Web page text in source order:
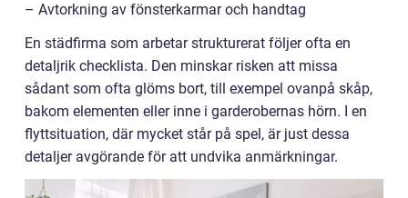
– Avtorkning av fönsterkarmar och handtag
En städfirma som arbetar strukturerat följer ofta en
detaljrik checklista. Den minskar risken att missa
sådant som ofta glöms bort, till exempel ovanpå skåp,
bakom elementen eller inne i garderobernas hörn. I en
flyttsituation, där mycket står på spel, är just dessa
detaljer avgörande för att undvika anmärkningar.